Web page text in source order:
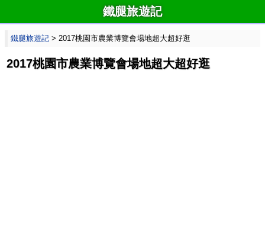
鐵腿旅遊記
鐵腿旅遊記 > 2017桃園市農業博覽會場地超大超好逛
2017桃園市農業博覽會場地超大超好逛